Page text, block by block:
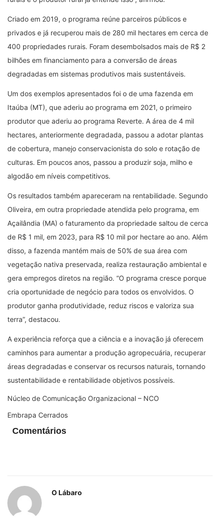
Criado em 2019, o programa reúne parceiros públicos e
privados e já recuperou mais de 280 mil hectares em cerca de
400 propriedades rurais. Foram desembolsados mais de R$ 2
bilhões em financiamento para a conversão de áreas
degradadas em sistemas produtivos mais sustentáveis.
Um dos exemplos apresentados foi o de uma fazenda em
Itaúba (MT), que aderiu ao programa em 2021, o primeiro
produtor que aderiu ao programa Reverte. A área de 4 mil
hectares, anteriormente degradada, passou a adotar plantas
de cobertura, manejo conservacionista do solo e rotação de
culturas. Em poucos anos, passou a produzir soja, milho e
algodão em níveis competitivos.
Os resultados também apareceram na rentabilidade. Segundo
Oliveira, em outra propriedade atendida pelo programa, em
Açailândia (MA) o faturamento da propriedade saltou de cerca
de R$ 1 mil, em 2023, para R$ 10 mil por hectare ao ano. Além
disso, a fazenda mantém mais de 50% de sua área com
vegetação nativa preservada, realiza restauração ambiental e
gera empregos diretos na região. “O programa cresce porque
cria oportunidade de negócio para todos os envolvidos. O
produtor ganha produtividade, reduz riscos e valoriza sua
terra”, destacou.
A experiência reforça que a ciência e a inovação já oferecem
caminhos para aumentar a produção agropecuária, recuperar
áreas degradadas e conservar os recursos naturais, tornando
sustentabilidade e rentabilidade objetivos possíveis.
Núcleo de Comunicação Organizacional – NCO
Embrapa Cerrados
Comentários
O Lábaro